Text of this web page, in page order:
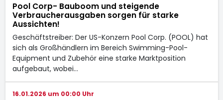
Pool Corp- Bauboom und steigende
Verbraucherausgaben sorgen für starke
Aussichten!
Geschäftstreiber: Der US-Konzern Pool Corp. (POOL) hat
sich als Großhändlern im Bereich Swimming-Pool-
Equipment und Zubehör eine starke Marktposition
aufgebaut, wobei…
16.01.2026 um 00:00 Uhr